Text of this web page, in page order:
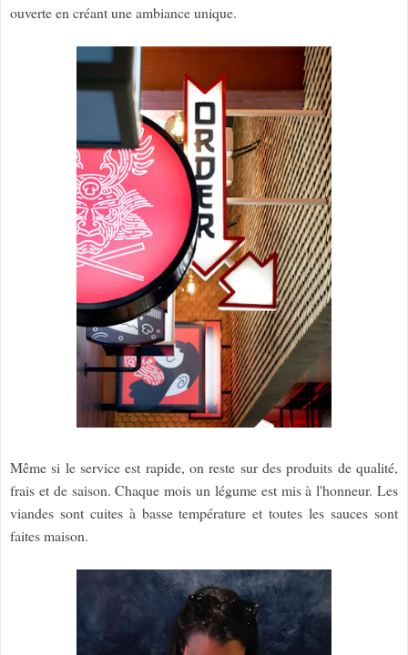
ouverte en créant une ambiance unique.
Même si le service est rapide, on reste sur des produits de qualité,
frais et de saison. Chaque mois un légume est mis à l'honneur. Les
viandes sont cuites à basse température et toutes les sauces sont
faites maison.